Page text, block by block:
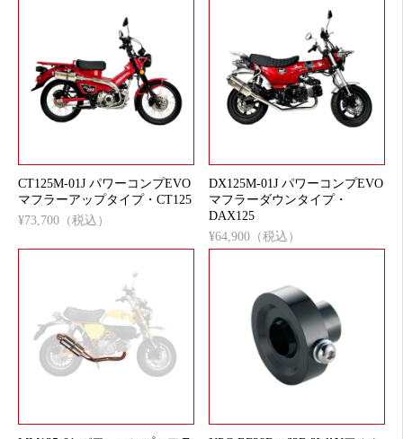
CT125M-01J パワーコンプEVO
マフラーアップタイプ・CT125
¥73,700（税込）
DX125M-01J パワーコンプEVO
マフラーダウンタイプ・
DAX125
¥64,900（税込）